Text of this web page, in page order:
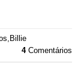
, Billie
4Comentários